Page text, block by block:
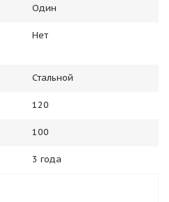
Один
Нет
Стальной
120
100
3 года